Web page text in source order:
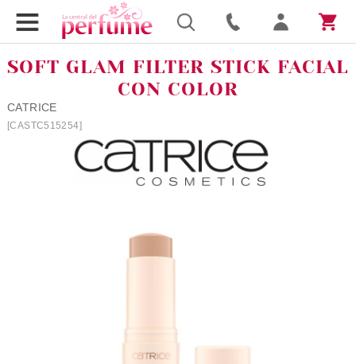
SOFT GLAM FILTER STICK FACIAL
CON COLOR
CATRICE
[CASTC515254]